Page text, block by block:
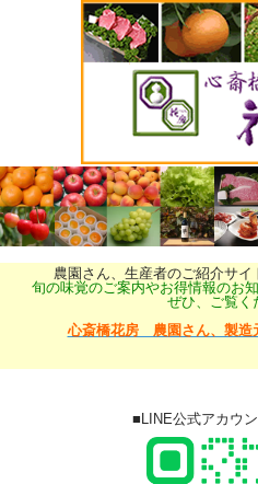
農園さん、生産者のご紹介サイ
旬の味覚のご案内やお得情報のお
ぜひ、ご覧く
心斎橋花房 農園さん、製造
■LINE公式アカウ